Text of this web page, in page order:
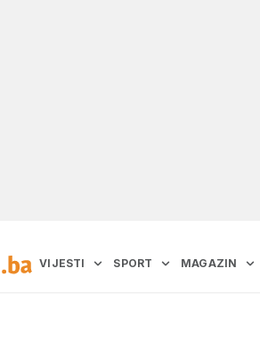
VIJESTI SPORT MAGAZIN